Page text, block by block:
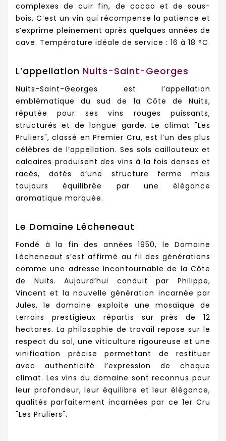
complexes de cuir fin, de cacao et de sous-
bois. C’est un vin qui récompense la patience et
s’exprime pleinement après quelques années de
cave. Température idéale de service : 16 à 18 °C.
L’appellation Nuits-Saint-Georges
Nuits-Saint-Georges est l’appellation
emblématique du sud de la Côte de Nuits,
réputée pour ses vins rouges puissants,
structurés et de longue garde. Le climat "Les
Pruliers", classé en Premier Cru, est l’un des plus
célèbres de l’appellation. Ses sols caillouteux et
calcaires produisent des vins à la fois denses et
racés, dotés d’une structure ferme mais
toujours équilibrée par une élégance
aromatique marquée.
Le Domaine Lécheneaut
Fondé à la fin des années 1950, le Domaine
Lécheneaut s’est affirmé au fil des générations
comme une adresse incontournable de la Côte
de Nuits. Aujourd’hui conduit par Philippe,
Vincent et la nouvelle génération incarnée par
Jules, le domaine exploite une mosaïque de
terroirs prestigieux répartis sur près de 12
hectares. La philosophie de travail repose sur le
respect du sol, une viticulture rigoureuse et une
vinification précise permettant de restituer
avec authenticité l’expression de chaque
climat. Les vins du domaine sont reconnus pour
leur profondeur, leur équilibre et leur élégance,
qualités parfaitement incarnées par ce 1er Cru
"Les Pruliers".